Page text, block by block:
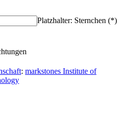
Platzhalter: Sternchen (*)
: markstones Institute of